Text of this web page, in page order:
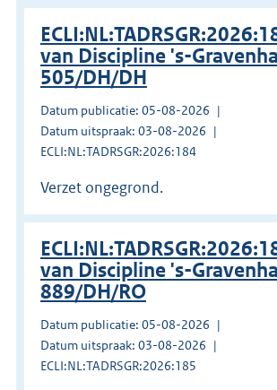
van Discipline 's-
505/DH/DH
Datum publicatie: 05-08-2026
Datum uitspraak: 03-08-2026
ECLI:NL:TADRSGR:2026:184
Verzet ongegrond.
van Discipline 's-
889/DH/RO
Datum publicatie: 05-08-2026
Datum uitspraak: 03-08-2026
ECLI:NL:TADRSGR:2026:185